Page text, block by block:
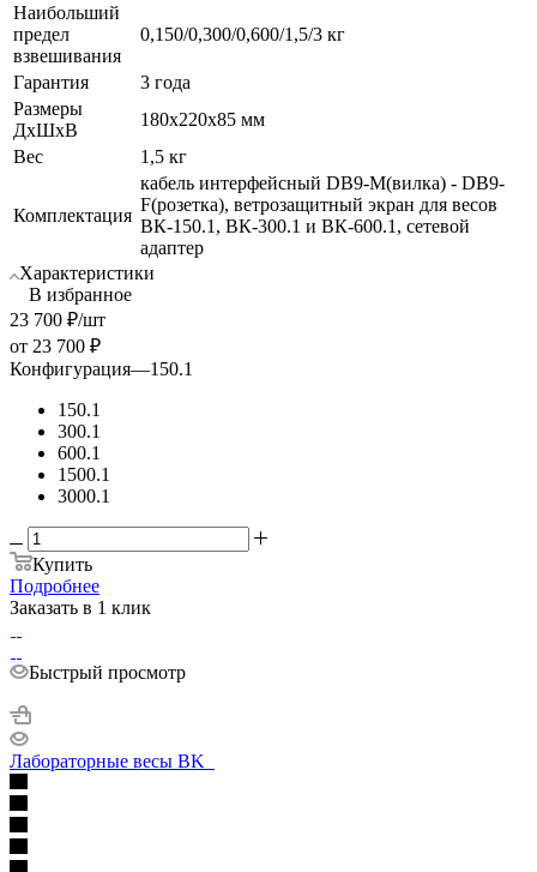
Наибольший
предел
взвешивания
0,150/0,300/0,600/1,5/3 кг
Гарантия
3 года
Размеры
ДхШхВ
180х220х85 мм
Вес
1,5 кг
Комплектация
кабель интерфейсный DB9-M(вилка) - DB9-
F(розетка), ветрозащитный экран для весов
ВК-150.1, ВК-300.1 и ВК-600.1, сетевой
адаптер
Характеристики
В избранное
23 700 ₽/шт
от 23 700 ₽
Конфигурация—150.1
150.1
300.1
600.1
1500.1
3000.1
Купить
Подробнее
Заказать в 1 клик
Быстрый просмотр
Лабораторные весы BK_